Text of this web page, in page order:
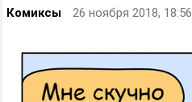
Комиксы 26 ноября 2018, 18:56